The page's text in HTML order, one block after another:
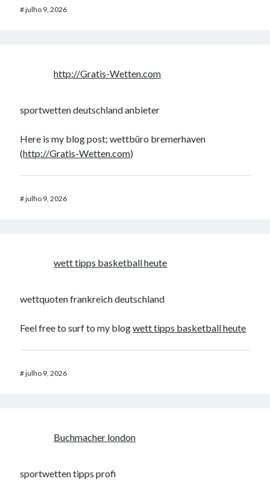
#julho 9, 2026
http://Gratis-Wetten.com
sportwetten deutschland anbieter
Here is my blog post; wettbüro bremerhaven
(http://Gratis-Wetten.com)
#julho 9, 2026
wett tipps basketball heute
wettquoten frankreich deutschland
Feel free to surf to my blogwett tipps basketball heute
#julho 9, 2026
Buchmacher london
sportwetten tipps profi